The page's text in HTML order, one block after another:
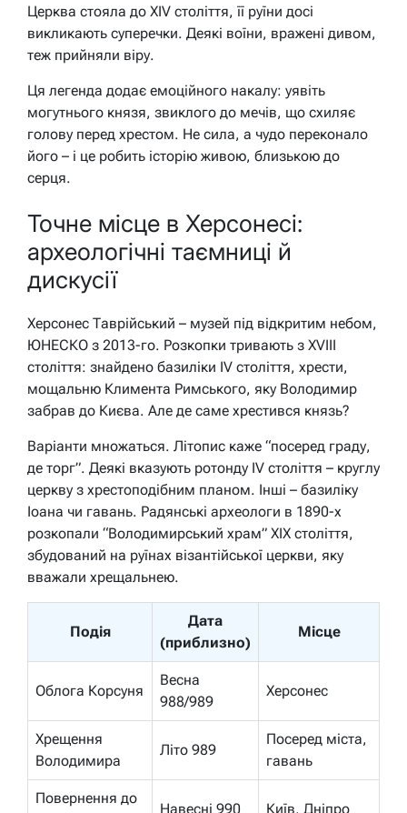
Церква стояла до XIV століття, її руїни досі
викликають суперечки. Деякі воїни, вражені дивом,
теж прийняли віру.
Ця легенда додає емоційного накалу: уявіть
могутнього князя, звиклого до мечів, що схиляє
голову перед хрестом. Не сила, а чудо переконало
його – і це робить історію живою, близькою до
серця.
Точне місце в Херсонесі:
археологічні таємниці й
дискусії
Херсонес Таврійський – музей під відкритим небом,
ЮНЕСКО з 2013-го. Розкопки тривають з XVIII
століття: знайдено базиліки IV століття, хрести,
мощальню Климента Римського, яку Володимир
забрав до Києва. Але де саме хрестився князь?
Варіанти множаться. Літопис каже “посеред граду,
де торг”. Деякі вказують ротонду IV століття – круглу
церкву з хрестоподібним планом. Інші – базиліку
Іоана чи гавань. Радянські археологи в 1890-х
розкопали “Володимирський храм” XIX століття,
збудований на руїнах візантійської церкви, яку
вважали хрещальнею.
Подія
Дата
(приблизно)
Місце
Облога Корсуня
Весна
988/989
Херсонес
Хрещення
Володимира
Літо 989
Посеред міста,
гавань
Повернення до
Навесні 990 Київ, Дніпро